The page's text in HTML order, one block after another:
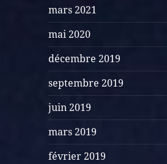
mars 2021
mai 2020
décembre 2019
septembre 2019
juin 2019
mars 2019
février 2019